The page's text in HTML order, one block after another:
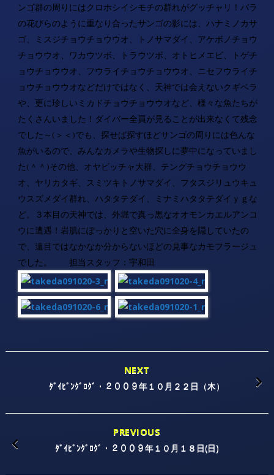
ンゴ群の周りにはクロホシイシモチの群れがグッチャリ！バラ
の花びらのように重なり合ったサンゴの影には、ハナミノカサ
ゴ、ミスジチョウチョウウオ、トノサマダイ、アケボノチョウ
チョウウオ、ワカウツボ、トラウツボ、オトヒメエビ、トゲチ
ョウチョウウオ、フウライチョウチョウウオ、ニセフウライチ
ョウチョウウオなどだけではなく、天神では会えないクギベラ
や、更に珍しいミカドチョウチョウウオなど、様々な魚たちが
たくさんいました！ダイバー全員が見ることが出来なくて残念
でした～(＞＜)でも、探せば探すほどサンゴの周りには色んな
魚がいるので、みんなカメラや生物探しに夢中になっていまし
た(＾＾)その他、オヤビッチャ大群、テングチョウチョウウ
オ、ヤリカタギ、スミツキトノサマダイ、フタスジリュウキュ
ウスズメダイ群れ、ハタタテダイ、ミナミハタタテダイｙｇな
ど。３本目の天神では、外堀で真っ黒なオオモンカエルアンコ
ウに遭遇！岩肌にぽっかりと空いた穴に全身を隠していたの
で、遠目ではなかなか分からないほどの見事なカモフラージュ
でした。 担当スタッフ：宇和田
NEXT
ﾀﾞｲﾋﾞﾝｸﾞﾛｸﾞ・２００９年１０月２２日（木）
PREVIOUS
ﾀﾞｲﾋﾞﾝｸﾞﾛｸﾞ・２００９年１０月１８日(日)